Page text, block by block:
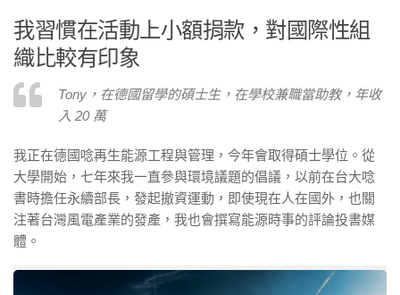
我習慣在活動上小額捐款，對國際性組
織比較有印象
Tony，在德國留學的碩士生，在學校兼職當助教，年收
入 20 萬
我正在德國唸再生能源工程與管理，今年會取得碩士學位。從
大學開始，七年來我一直參與環境議題的倡議，以前在台大唸
書時擔任永續部長，發起撤資運動，即使現在人在國外，也關
注著台灣風電產業的發產，我也會撰寫能源時事的評論投書媒
體。